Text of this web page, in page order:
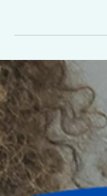
Unter diesem
Seminar findet
13 Uhr im
11, 16341 Panketal. Kämpfen und Kräftemessen
macht Spaß. Wir
miteinander spielen
Eltern mit ihren
können auch
Themen des